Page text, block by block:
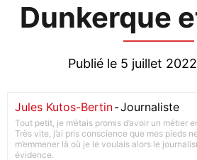
Dunkerque
Publié le 5 juillet
Jules Kutos-Bertin-Journaliste
Tout petit, je m’étais promis d’avoir un métier
Très vite, j’ai pris conscience que mes pieds
m’emmener là où je le voulais alors le
évidence.